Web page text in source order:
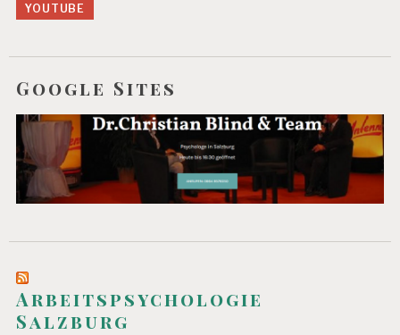
YOUTUBE
Google Sites
Arbeitspsychologie
Salzburg